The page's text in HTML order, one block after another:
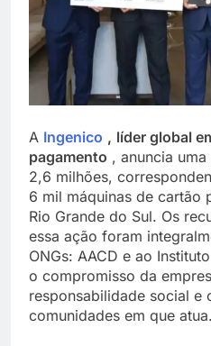
A Ingenico , líder global
pagamento , anuncia
2,6 milhões,
6 mil máquinas de cartão
Rio Grande do Sul. Os
essa ação foram
ONGs: AACD e ao
o compromisso da
responsabilidade social e
comunidades em que atua.